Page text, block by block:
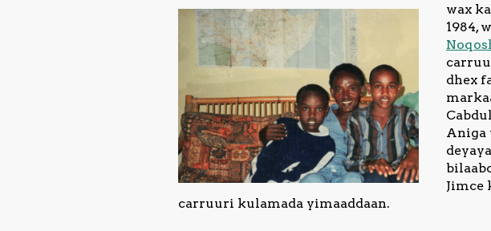
wax
1984,
dhex
Aniga
Jimce
carruuri kulamada yimaaddaan.